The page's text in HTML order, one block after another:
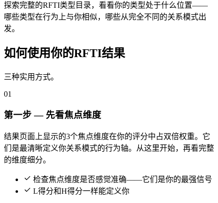
探索完整的RFTI类型目录，看看你的类型处于什么位置——
哪些类型在行为上与你相似，哪些从完全不同的关系模式出
发。
如何使用你的RFTI结果
三种实用方式。
01
第一步 — 先看焦点维度
结果页面上显示的3个焦点维度在你的评分中占双倍权重。它
们是最清晰定义你关系模式的行为轴。从这里开始，再看完整
的维度细分。
检查焦点维度是否感觉准确——它们是你的最强信号
L得分和H得分一样能定义你